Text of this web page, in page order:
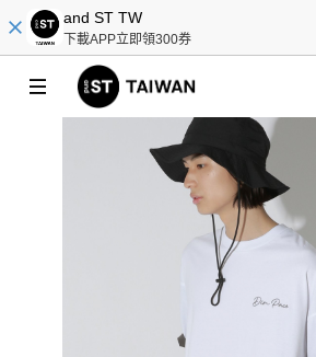
and ST TW
下載APP立即領300券